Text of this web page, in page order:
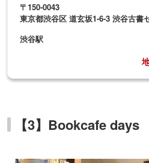
〒150-0043
東京都渋谷区 道玄坂1-6-3 渋谷古書
渋谷駅
【3】Bookcafe days